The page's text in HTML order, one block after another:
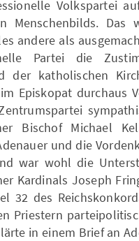
Volkspartei
Menschenbilds. Das
andere als
Partei die
der katholischen
Episkopat durchaus
Bischof Michael
und die
war wohl die
Kardinals Joseph
32 des
Priestern
in einem Brief an